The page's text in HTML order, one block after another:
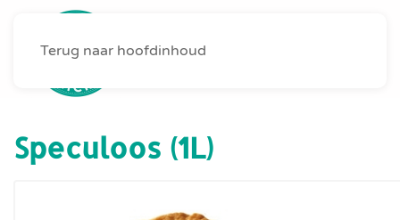
Terug naar hoofdinhoud
Speculoos (1L)